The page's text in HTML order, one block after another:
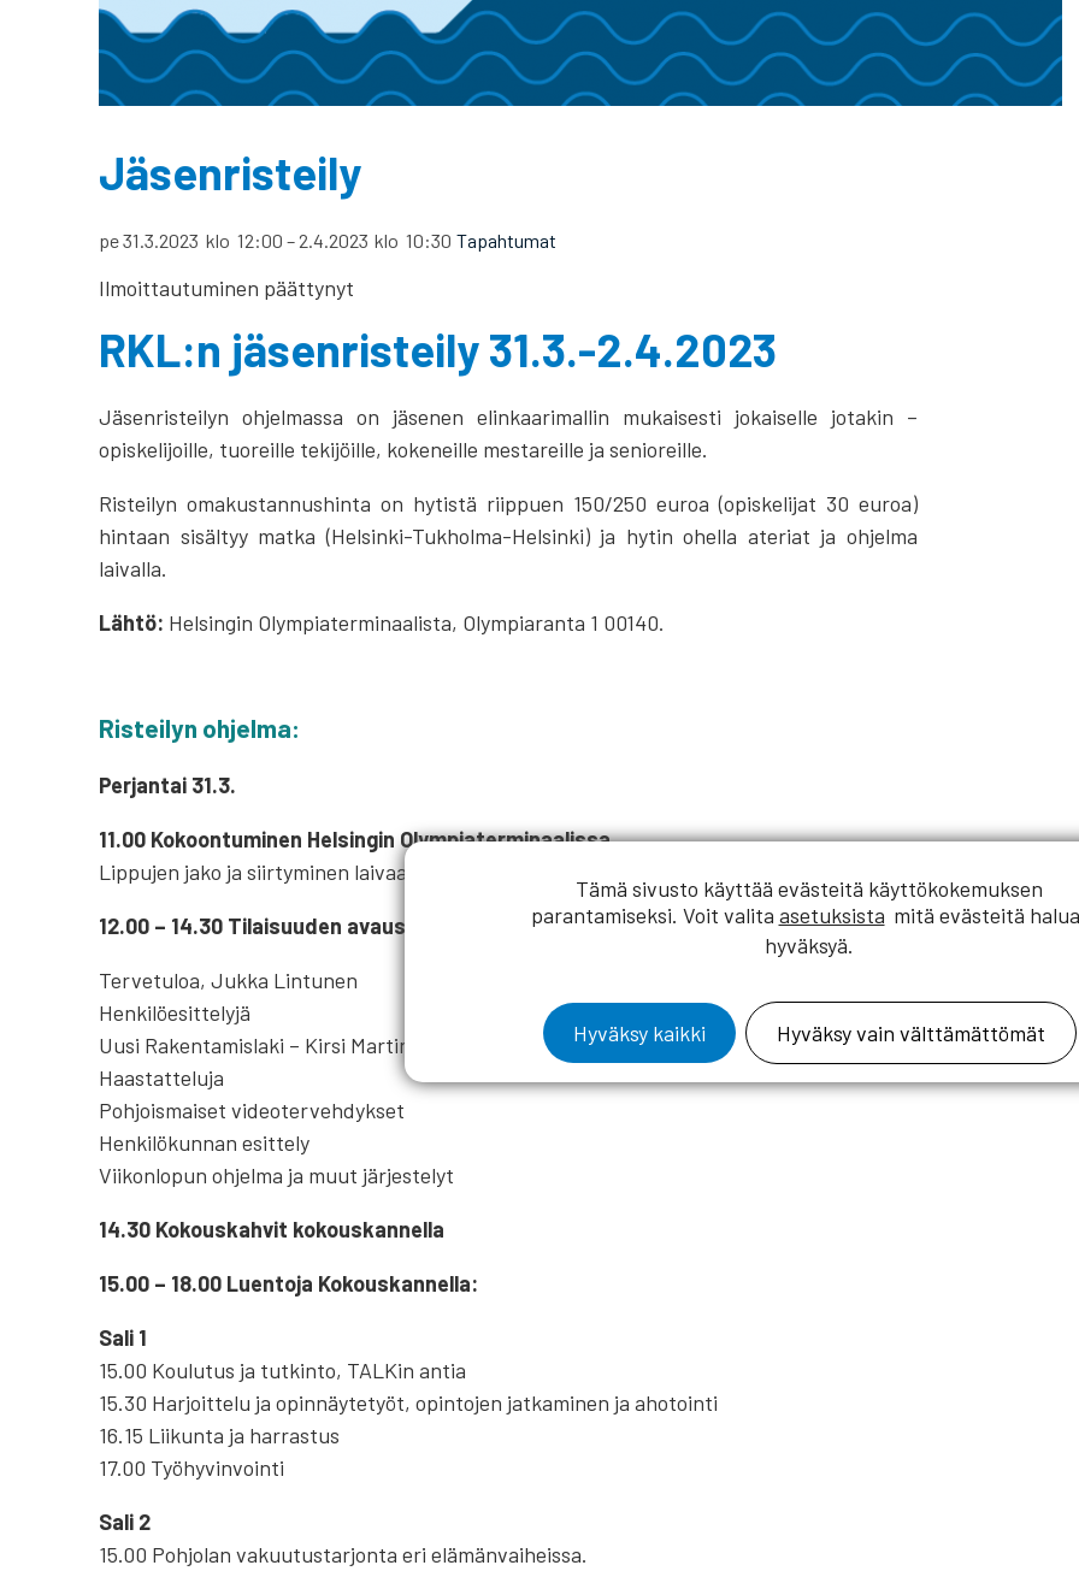
Jäsenristeily
pe 31.3.2023 klo 12:00 –2.4.2023 klo 10:30 Tapahtumat
Ilmoittautuminen päättynyt
RKL:n jäsenristeily 31.3.-2.4.2023
Jäsenristeilyn ohjelmassa on jäsenen elinkaarimallin mukaisesti jokaiselle jotakin –
opiskelijoille, tuoreille tekijöille, kokeneille mestareille ja senioreille.
Risteilyn omakustannushinta on hytistä riippuen 150/250 euroa (opiskelijat 30 euroa)
hintaan sisältyy matka (Helsinki-Tukholma-Helsinki) ja hytin ohella ateriat ja ohjelma
laivalla.
Lähtö: Helsingin Olympiaterminaalista, Olympiaranta 1 00140.
Risteilyn ohjelma:
Perjantai 31.3.
11.00 Kokoontuminen Helsingin Olympiaterminaalissa
Lippujen jako ja siirtyminen laivaan.
12.00 – 14.30 Tilaisuuden avaus, Starlight, juontajana Ella Kanninen
Tervetuloa, Jukka Lintunen
Henkilöesittelyjä
Uusi Rakentamislaki – Kirsi Martinkauppi
Haastatteluja
Pohjoismaiset videotervehdykset
Henkilökunnan esittely
Viikonlopun ohjelma ja muut järjestelyt
14.30 Kokouskahvit kokouskannella
15.00 – 18.00 Luentoja Kokouskannella:
Sali 1
15.00 Koulutus ja tutkinto, TALKin antia
15.30 Harjoittelu ja opinnäytetyöt, opintojen jatkaminen ja ahotointi
16.15 Liikunta ja harrastus
17.00 Työhyvinvointi
Sali 2
15.00 Pohjolan vakuutustarjonta eri elämänvaiheissa.
Tämä sivusto käyttää evästeitä käyttökokemuksen
parantamiseksi. Voit valita asetuksista mitä evästeitä
hyväksyä.
Hyväksy kaikki Hyväksy vain välttämättömät